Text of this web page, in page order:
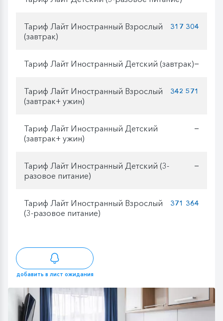
Тариф Лайт Иностранный Взрослый
(завтрак)
317 304
Тариф Лайт Иностранный Детский (завтрак)—
Тариф Лайт Иностранный Взрослый
(завтрак+ ужин)
342 571
Тариф Лайт Иностранный Детский
(завтрак+ ужин)
—
Тариф Лайт Иностранный Детский (3-
разовое питание)
—
Тариф Лайт Иностранный Взрослый
(3-разовое питание)
371 364
добавить в лист ожидания